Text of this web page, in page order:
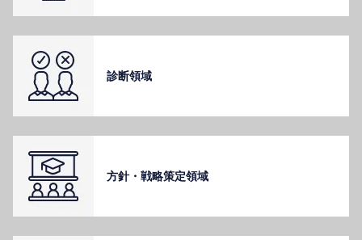
診断領域
⽅針・戦略策定領域